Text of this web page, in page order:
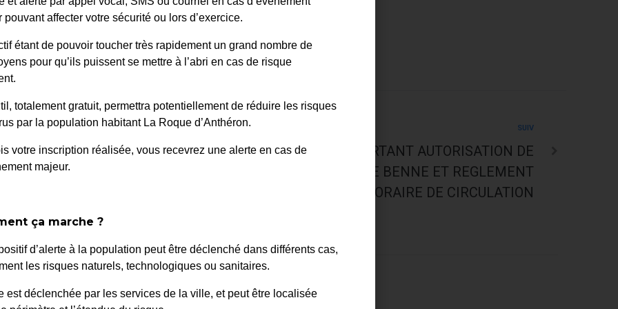
TERRAIN
COURS FITNESS
SUIV
190/26 – ARRÊTÉ PORTANT AUTORISATION DE
STATIONNEMENT D’UNE BENNE ET REGLEMENT
TEMPORAIRE DE CIRCULATION
pouvant affecter votre sécurité ou lors d’exercice.
étant de pouvoir toucher très rapidement un grand nombre de
pour qu’ils puissent se mettre à l’abri en cas de risque
totalement gratuit, permettra potentiellement de réduire les risques
par la population habitant La Roque d’Anthéron.
votre inscription réalisée, vous recevrez une alerte en cas de
majeur.
ça marche ?
d’alerte à la population peut être déclenché dans différents cas,
les risques naturels, technologiques ou sanitaires.
est déclenchée par les services de la ville, et peut être localisée